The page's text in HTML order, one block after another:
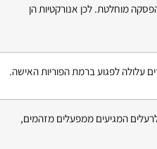
מוחלטת. לכן אנורקטיות הן
עלולה לפגוע ברמת הפוריות האישה.
המגיעים ממפעלים מזהמים,